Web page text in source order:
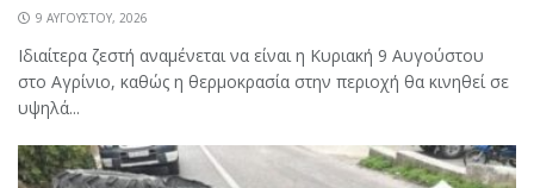
9 ΑΥΓΟΎΣΤΟΥ, 2026
Ιδιαίτερα ζεστή αναμένεται να είναι η Κυριακή 9 Αυγούστου
στο Αγρίνιο, καθώς η θερμοκρασία στην περιοχή θα κινηθεί σε
υψηλά...